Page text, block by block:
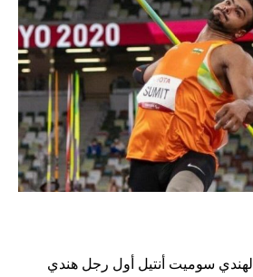
سوميت أنتيل أول رجل هندي